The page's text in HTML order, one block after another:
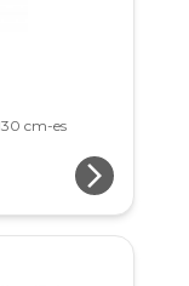
cm-es
arrow_forward_ios